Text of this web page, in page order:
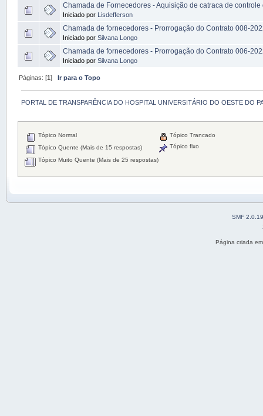
Chamada de Fornecedores - Aquisição de catraca de controle
Iniciado por Lisdefferson
Chamada de fornecedores - Prorrogação do Contrato 008-
Iniciado por Silvana Longo
Chamada de fornecedores - Prorrogação do Contrato 006-
Iniciado por Silvana Longo
Páginas: [1]Ir para o Topo
PORTAL DE TRANSPARÊNCIA DO HOSPITAL UNIVERSITÁRIO DO OESTE DO
Tópico Normal
Tópico Quente (Mais de 15 respostas)
Tópico Muito Quente (Mais de 25 respostas)
Tópico Trancado
Tópico fixo
SMF 2.0.19
Página criada